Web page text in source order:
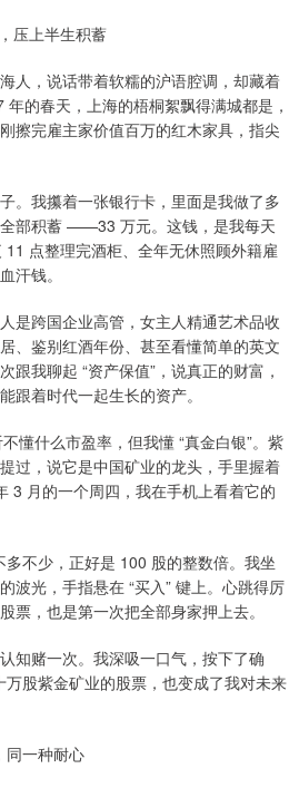
压上半生积蓄
人，说话带着软糯的沪语腔调，却藏着
的春天，上海的梧桐絮飘得满城都是，
擦完雇主家价值百万的红木家具，指尖
。我攥着一张银行卡，里面是我做了多
部积蓄 ——33 万元。这钱，是我每天
点整理完酒柜、全年无休照顾外籍雇
汗钱。
是跨国企业高管，女主人精通艺术品收
、鉴别红酒年份、甚至看懂简单的英文
跟我聊起 “资产保值”，说真正的财富，
跟着时代一起生长的资产。
懂什么市盈率，但我懂 “真金白银”。紫
过，说它是中国矿业的龙头，手里握着
3 月的一个周四，我在手机上看着它的
不少，正好是 100 股的整数倍。我坐
波光，手指悬在 “买入” 键上。心跳得厉
票，也是第一次把全部身家押上去。
知赌一次。我深吸一口气，按下了确
股紫金矿业的股票，也变成了我对未来
同一种耐心